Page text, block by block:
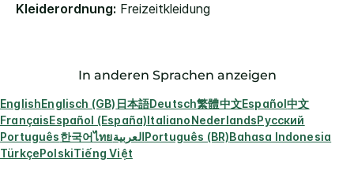
Kleiderordnung: Freizeitkleidung
In anderen Sprachen anzeigen
EnglishEnglisch (GB) 日本語Deutsch繁體中文Español中文
FrançaisEspañol (España)ItalianoNederlandsРусский
Português한국어ไทยالعربيةPortuguês (BR)Bahasa Indonesia
TürkçePolskiTiếng Việt